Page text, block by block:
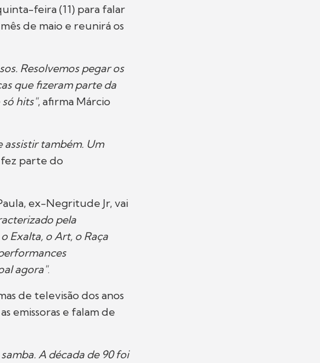
feira (11) para falar
de maio e reunirá os
Resolvemos pegar os
que fizeram parte da
só hits", afirma Márcio
assistir também. Um
parte do
ex-Negritude Jr, vai
pela
Exalta, o Art, o Raça
agora".
de televisão dos anos
emissoras e falam de
A década de 90 foi